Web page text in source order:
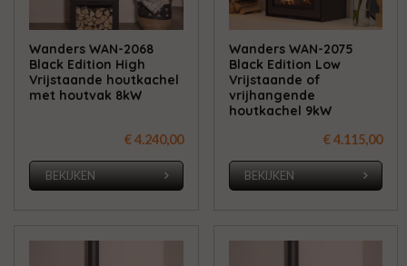
Wanders WAN-2068
Black Edition High
Vrijstaande houtkachel
met houtvak 8kW
€ 4.240,00
BEKIJKEN
Wanders WAN-2075
Black Edition Low
Vrijstaande of
vrijhangende
houtkachel 9kW
€ 4.115,00
BEKIJKEN